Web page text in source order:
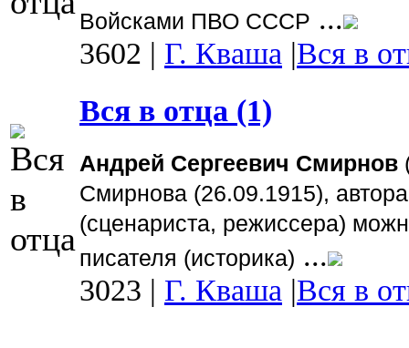
Войсками ПВО СССР ...
3602 | Г. Кваша |Вся в
Вся в отца (1)
Андрей Сергеевич Смирнов
Смирнова (26.09.1915),
(сценариста, режиссера)
писателя (историка) ...
3023 | Г. Кваша |Вся в